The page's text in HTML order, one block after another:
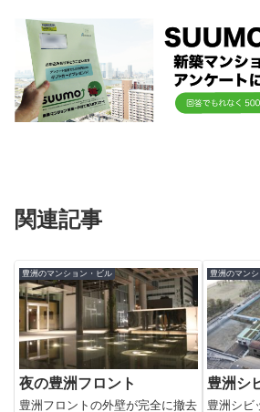
関連記事
豊洲のマンション・ビル
夜の豊洲フロント
豊洲フロントの外壁が完全に撤去
豊洲のマン
豊洲シ
豊洲シビ